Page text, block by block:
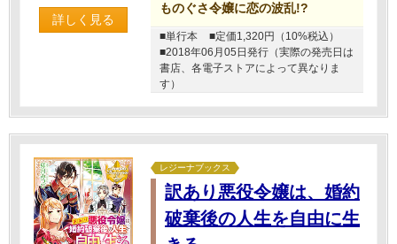
詳しく見る
ものぐさ令嬢に恋の波乱!?
■単行本
■定価1,320円（10%税込）
■2018年06月05日発行（実際の発売日は
書店、各電子ストアによって異なりま
す）
レジーナブックス
訳あり悪役令嬢は、婚約
破棄後の人生を自由に生